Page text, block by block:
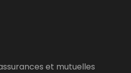
et mutuelles